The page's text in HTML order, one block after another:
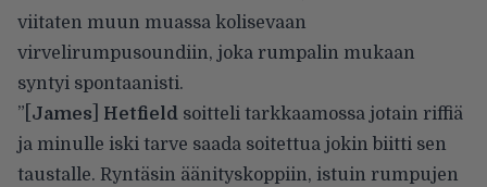
viitaten muun muassa kolisevaan
virvelirumpusoundiin, joka rumpalin mukaan
syntyi spontaanisti.
”[ James Hetfield soitteli tarkkaamossa jotain riffiä
ja minulle iski tarve saada soitettua jokin biitti sen
taustalle. Ryntäsin äänityskoppiin, istuin rumpujen